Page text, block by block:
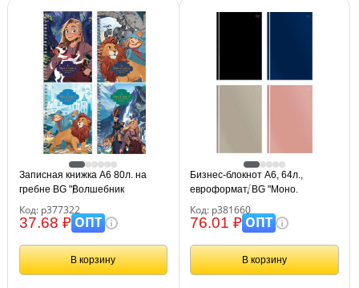
Записная книжка А6 80л. на
гребне BG "Волшебник
Код: р377322
37.68 ₽ОПТ
В корзину
Бизнес-блокнот А6, 64л.,
евроформат, BG "Моно.
ламинация
Код: р381660
76.01 ₽ОПТ
В корзину